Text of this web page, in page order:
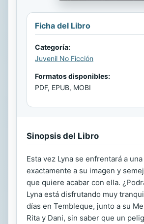
Ficha del Libro
Categoría:
Juvenil No Ficción
Formatos disponibles:
PDF, EPUB, MOBI
Sinopsis del Libro
Esta vez Lyna se enfrentará a
exactamente a su imagen y
que quiere acabar con ella.
Lyna está disfrutando muy
días en Tembleque, junto a su
Rita y Dani, sin saber que un